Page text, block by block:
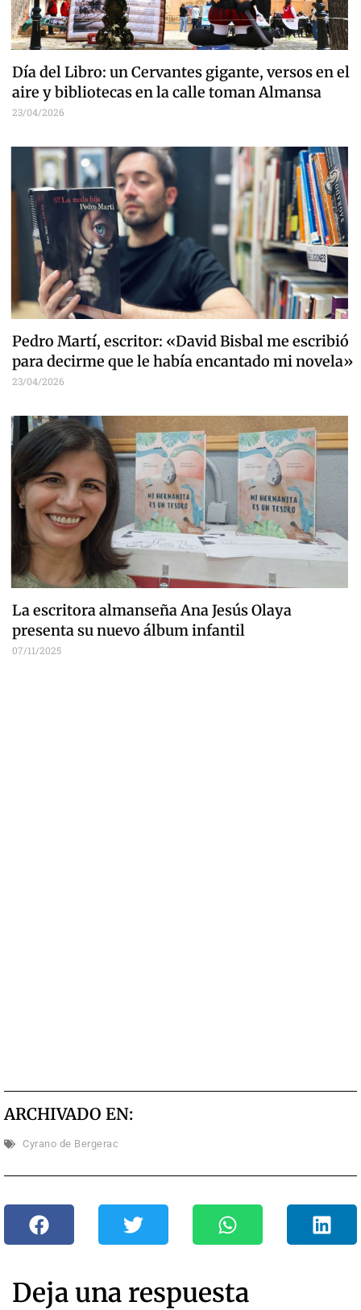
Día del Libro: un Cervantes gigante, versos en el
aire y bibliotecas en la calle toman Almansa
23/04/2026
Pedro Martí, escritor: «David Bisbal me escribió
para decirme que le había encantado mi novela»
23/04/2026
La escritora almanseña Ana Jesús Olaya
presenta su nuevo álbum infantil
07/11/2025
ARCHIVADO EN:
Cyrano de Bergerac
Deja una respuesta